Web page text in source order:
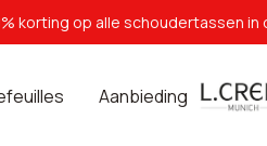
korting op alle schoudertassen in
Aanbieding
L.Credi